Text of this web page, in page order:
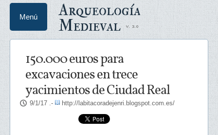
Arqueología
Medieval
Menú
150.000 euros para
excavaciones en trece
yacimientos de Ciudad Real
9/1/17 .- http://labitacoradejenri.blogspot.com.es/